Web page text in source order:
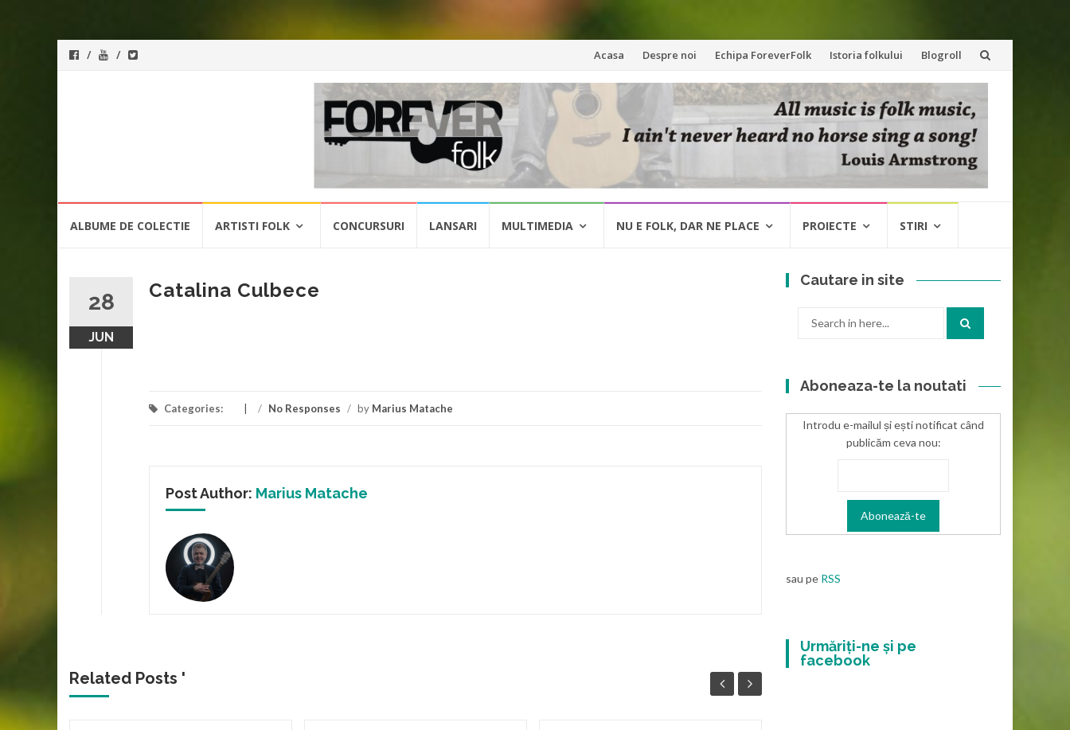
Skip
to
content
Acasa Despre noi Echipa ForeverFolk Istoria folkului Blogroll
ALBUME DE COLECTIE ARTISTI FOLK CONCURSURI LANSARI MULTIMEDIA NU E FOLK, DAR NE PLACE PROIECTE STIRI
28
JUN
Catalina Culbece
Categories: / No Responses / by Marius Matache
Post Author: Marius Matache
Related Posts '
Cautare in site
Aboneaza-te la noutati
Introdu e-mailul și ești notificat când
publicăm ceva nou:
sau pe RSS
Urmăriți-ne și pe
facebook